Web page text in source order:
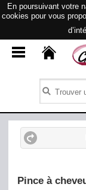
En poursuivant votre
cookies pour vous
Pince à